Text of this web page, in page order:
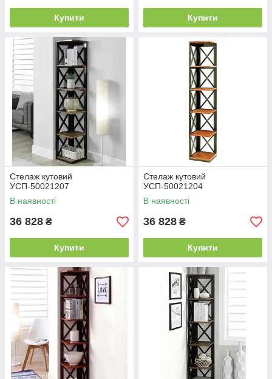
Купити Купити
Стелаж кутовий
УСП-50021207
В наявності
36 828 ₴
Купити
Стелаж кутовий
УСП-50021204
В наявності
36 828 ₴
Купити